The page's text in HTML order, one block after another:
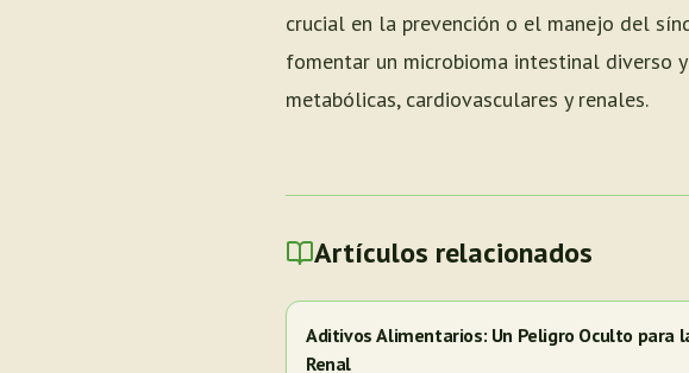
crucial en la prevención o el manejo del
fomentar un microbioma intestinal diverso
metabólicas, cardiovasculares y renales.
Artículos relacionados
Aditivos Alimentarios: Un Peligro Oculto para
Renal